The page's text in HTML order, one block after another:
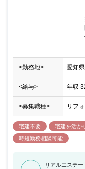
<勤務地> 愛知県
<給与> 年収
<募集職種> リフ
宅建不要 宅建を活か
時短勤務相談可能
リアルエステ